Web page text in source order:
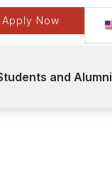
Apply Now
and Alumni